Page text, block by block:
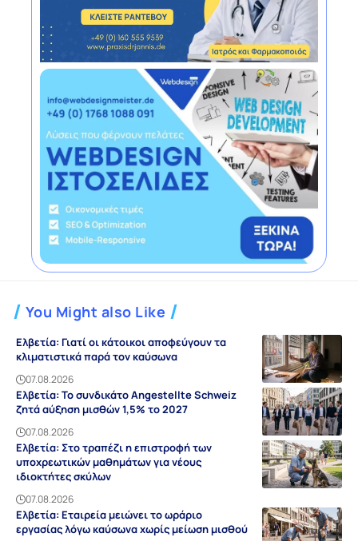
You Might also Like
Ελβετία: Γιατί οι κάτοικοι αποφεύγουν τα
κλιματιστικά παρά τον καύσωνα
07.08.2026
Ελβετία: Το συνδικάτο Angestellte Schweiz
ζητά αύξηση μισθών 1,5% το 2027
07.08.2026
Ελβετία: Στο τραπέζι η επιστροφή των
υποχρεωτικών μαθημάτων για νέους
ιδιοκτήτες σκύλων
07.08.2026
Ελβετία: Εταιρεία μειώνει το ωράριο
εργασίας λόγω καύσωνα χωρίς μείωση μισθού